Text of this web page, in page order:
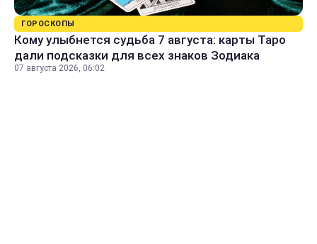
ГОРОСКОПЫ
Кому улыбнется судьба 7 августа: карты Таро
дали подсказки для всех знаков Зодиака
07 августа 2026, 06:02